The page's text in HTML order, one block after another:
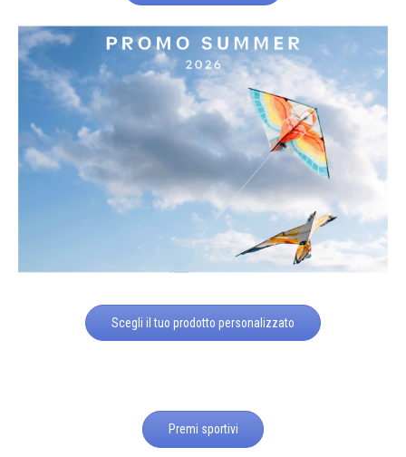
Scegli il tuo prodotto personalizzato
Premi sportivi